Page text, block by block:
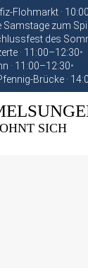
Flohmarkt ·
zum
des
· 11:00–12:30•
· 11:00–12:30•
Brücke ·